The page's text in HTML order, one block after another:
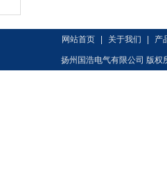
网站首页 关于我们 产
扬州国浩电气有限公司 版权